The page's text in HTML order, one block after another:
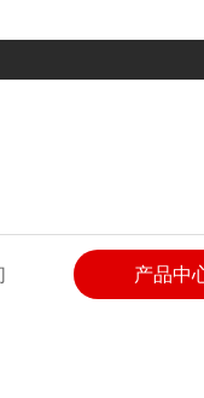
产品中